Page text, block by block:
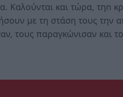
Καλούνται και τώρα, τηn
με τη στάση τους
τους παραγκώνισαν και